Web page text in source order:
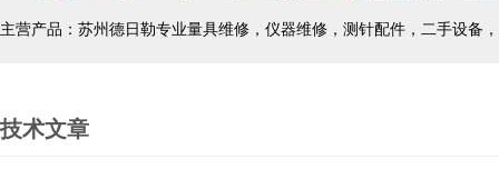
主营产品：苏州德日勒专业量具维修，仪器维修，测针配件，二手设备
技术文章